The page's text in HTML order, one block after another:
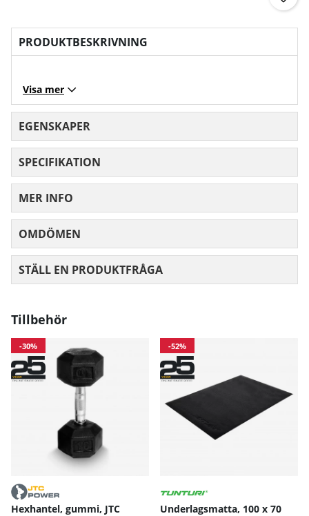
PRODUKTBESKRIVNING
Visa mer
EGENSKAPER
SPECIFIKATION
MER INFO
OMDÖMEN
STÄLL EN PRODUKTFRÅGA
Tillbehör
-30%
Hexhantel, gummi, JTC
-52%
Underlagsmatta, 100 x 70